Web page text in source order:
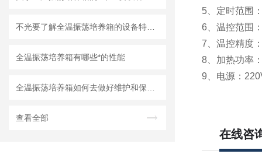
全温振荡培养箱有哪些*的性能
查看全部
5、定时范围
6、温控范围
7、温控精度
8、加热功率
9、电源：
在线咨